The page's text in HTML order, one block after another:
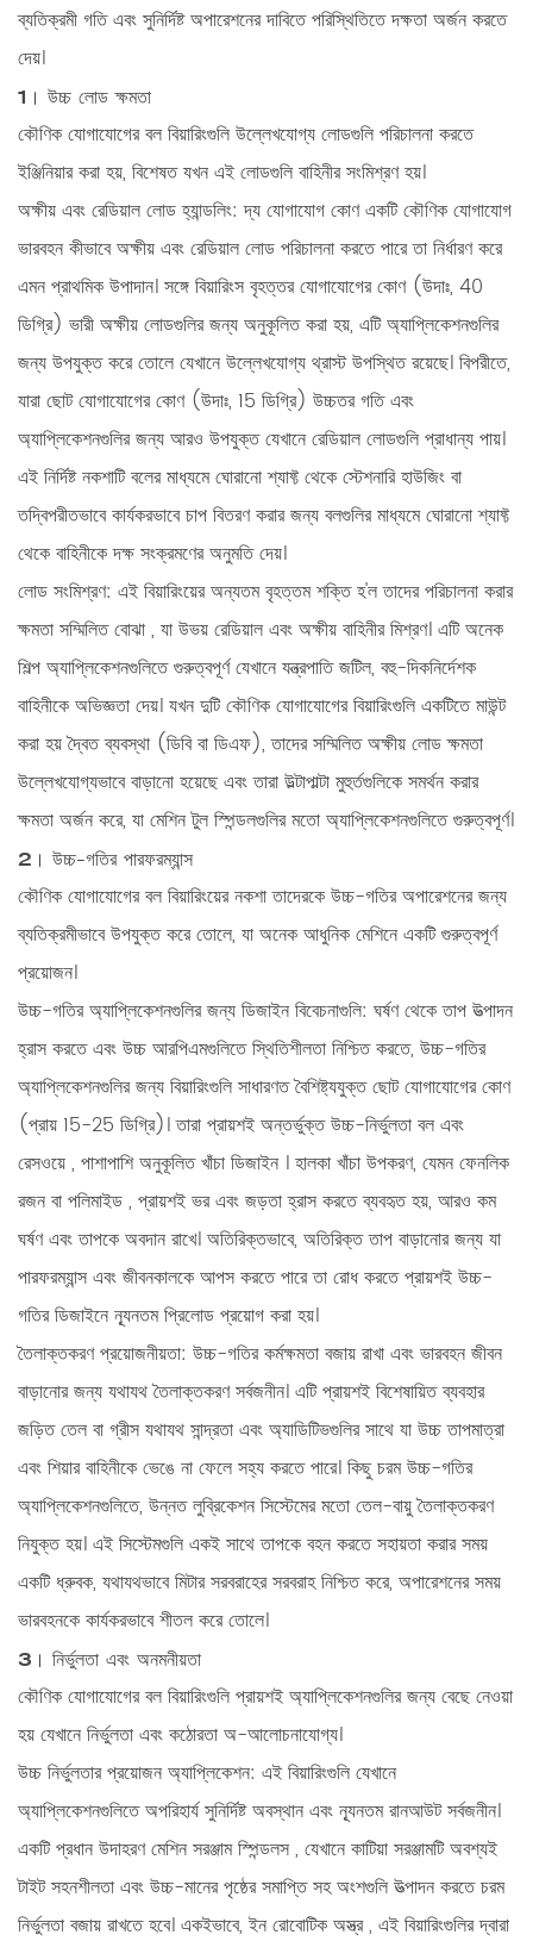
ব্যতিক্রমী গতি এবং সুনির্দিষ্ট অপারেশনের দাবিতে পরিস্থিতিতে দক্ষতা অর্জন করতে
দেয়।
1। উচ্চ লোড ক্ষমতা
কৌণিক যোগাযোগের বল বিয়ারিংগুলি উল্লেখযোগ্য লোডগুলি পরিচালনা করতে
ইঞ্জিনিয়ার করা হয়, বিশেষত যখন এই লোডগুলি বাহিনীর সংমিশ্রণ হয়।
অক্ষীয় এবং রেডিয়াল লোড হ্যান্ডলিং:দ্যযোগাযোগ কোণএকটি কৌণিক যোগাযোগ
ভারবহন কীভাবে অক্ষীয় এবং রেডিয়াল লোড পরিচালনা করতে পারে তা নির্ধারণ করে
এমন প্রাথমিক উপাদান। সঙ্গে বিয়ারিংসবৃহত্তর যোগাযোগের কোণ (উদাঃ, 40
ডিগ্রি) ভারী অক্ষীয় লোডগুলির জন্য অনুকূলিত করা হয়, এটি অ্যাপ্লিকেশনগুলির
জন্য উপযুক্ত করে তোলে যেখানে উল্লেখযোগ্য থ্রাস্ট উপস্থিত রয়েছে। বিপরীতে,
যারাছোট যোগাযোগের কোণ (উদাঃ, 15 ডিগ্রি) উচ্চতর গতি এবং
অ্যাপ্লিকেশনগুলির জন্য আরও উপযুক্ত যেখানে রেডিয়াল লোডগুলি প্রাধান্য পায়।
এই নির্দিষ্ট নকশাটি বলের মাধ্যমে ঘোরানো শ্যাফ্ট থেকে স্টেশনারি হাউজিং বা
তদ্বিপরীতভাবে কার্যকরভাবে চাপ বিতরণ করার জন্য বলগুলির মাধ্যমে ঘোরানো শ্যাফ্ট
থেকে বাহিনীকে দক্ষ সংক্রমণের অনুমতি দেয়।
লোড সংমিশ্রণ: এই বিয়ারিংয়ের অন্যতম বৃহত্তম শক্তি হ'ল তাদের পরিচালনা করার
ক্ষমতাসম্মিলিত বোঝা, যা উভয় রেডিয়াল এবং অক্ষীয় বাহিনীর মিশ্রণ। এটি অনেক
শিল্প অ্যাপ্লিকেশনগুলিতে গুরুত্বপূর্ণ যেখানে যন্ত্রপাতি জটিল, বহু-দিকনির্দেশক
বাহিনীকে অভিজ্ঞতা দেয়। যখন দুটি কৌণিক যোগাযোগের বিয়ারিংগুলি একটিতে মাউন্ট
করা হয়দ্বৈত ব্যবস্থা (ডিবি বা ডিএফ), তাদের সম্মিলিত অক্ষীয় লোড ক্ষমতা
উল্লেখযোগ্যভাবে বাড়ানো হয়েছে এবং তারা উল্টাপাল্টা মুহুর্তগুলিকে সমর্থন করার
ক্ষমতা অর্জন করে, যা মেশিন টুল স্পিন্ডলগুলির মতো অ্যাপ্লিকেশনগুলিতে গুরুত্বপূর্ণ।
2। উচ্চ-গতির পারফরম্যান্স
কৌণিক যোগাযোগের বল বিয়ারিংয়ের নকশা তাদেরকে উচ্চ-গতির অপারেশনের জন্য
ব্যতিক্রমীভাবে উপযুক্ত করে তোলে, যা অনেক আধুনিক মেশিনে একটি গুরুত্বপূর্ণ
প্রয়োজন।
উচ্চ-গতির অ্যাপ্লিকেশনগুলির জন্য ডিজাইন বিবেচনাগুলি: ঘর্ষণ থেকে তাপ উত্পাদন
হ্রাস করতে এবং উচ্চ আরপিএমগুলিতে স্থিতিশীলতা নিশ্চিত করতে, উচ্চ-গতির
অ্যাপ্লিকেশনগুলির জন্য বিয়ারিংগুলি সাধারণত বৈশিষ্ট্যযুক্তছোট যোগাযোগের কোণ
(প্রায় 15-25 ডিগ্রি)। তারা প্রায়শই অন্তর্ভুক্তউচ্চ-নির্ভুলতা বল এবং
রেসওয়ে, পাশাপাশিঅনুকূলিত খাঁচা ডিজাইন । হালকা খাঁচা উপকরণ, যেমনফেনলিক
রজন বা পলিমাইড, প্রায়শই ভর এবং জড়তা হ্রাস করতে ব্যবহৃত হয়, আরও কম
ঘর্ষণ এবং তাপকে অবদান রাখে। অতিরিক্তভাবে, অতিরিক্ত তাপ বাড়ানোর জন্য যা
পারফরম্যান্স এবং জীবনকালকে আপস করতে পারে তা রোধ করতে প্রায়শই উচ্চ-
গতির ডিজাইনে ন্যূনতম প্রিলোড প্রয়োগ করা হয়।
তৈলাক্তকরণ প্রয়োজনীয়তা: উচ্চ-গতির কর্মক্ষমতা বজায় রাখা এবং ভারবহন জীবন
বাড়ানোর জন্য যথাযথ তৈলাক্তকরণ সর্বজনীন। এটি প্রায়শই বিশেষায়িত ব্যবহার
জড়িততেল বা গ্রীসযথাযথ সান্দ্রতা এবং অ্যাডিটিভগুলির সাথে যা উচ্চ তাপমাত্রা
এবং শিয়ার বাহিনীকে ভেঙে না ফেলে সহ্য করতে পারে। কিছু চরম উচ্চ-গতির
অ্যাপ্লিকেশনগুলিতে, উন্নত লুব্রিকেশন সিস্টেমের মতোতেল-বায়ু তৈলাক্তকরণ
নিযুক্ত হয়। এই সিস্টেমগুলি একই সাথে তাপকে বহন করতে সহায়তা করার সময়
একটি ধ্রুবক, যথাযথভাবে মিটার সরবরাহের সরবরাহ নিশ্চিত করে, অপারেশনের সময়
ভারবহনকে কার্যকরভাবে শীতল করে তোলে।
3। নির্ভুলতা এবং অনমনীয়তা
কৌণিক যোগাযোগের বল বিয়ারিংগুলি প্রায়শই অ্যাপ্লিকেশনগুলির জন্য বেছে নেওয়া
হয় যেখানে নির্ভুলতা এবং কঠোরতা অ-আলোচনাযোগ্য।
উচ্চ নির্ভুলতার প্রয়োজন অ্যাপ্লিকেশন: এই বিয়ারিংগুলি যেখানে
অ্যাপ্লিকেশনগুলিতে অপরিহার্যসুনির্দিষ্ট অবস্থানএবংন্যূনতম রানআউটসর্বজনীন।
একটি প্রধান উদাহরণমেশিন সরঞ্জাম স্পিন্ডলস, যেখানে কাটিয়া সরঞ্জামটি অবশ্যই
টাইট সহনশীলতা এবং উচ্চ-মানের পৃষ্ঠের সমাপ্তি সহ অংশগুলি উত্পাদন করতে চরম
নির্ভুলতা বজায় রাখতে হবে। একইভাবে, ইনরোবোটিক অস্ত্র, এই বিয়ারিংগুলির দ্বারা